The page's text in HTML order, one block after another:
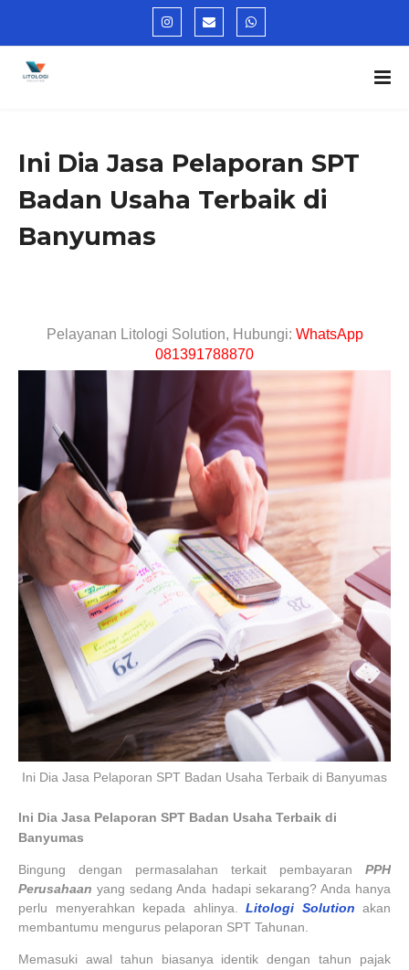
Ini Dia Jasa Pelaporan SPT
Badan Usaha Terbaik di
Banyumas
Pelayanan Litologi Solution, Hubungi: WhatsApp
081391788870
Ini Dia Jasa Pelaporan SPT Badan Usaha Terbaik di Banyumas
Ini Dia Jasa Pelaporan SPT Badan Usaha Terbaik di
Banyumas
Bingung dengan permasalahan terkait pembayaran PPH
Perusahaan yang sedang Anda hadapi sekarang? Anda hanya
perlu menyerahkan kepada ahlinya. Litologi Solution akan
membantumu mengurus pelaporan SPT Tahunan.
Memasuki awal tahun biasanya identik dengan tahun pajak